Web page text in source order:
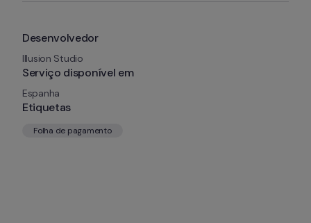
Desenvolvedor
Illusion Studio
Serviço disponível em
Espanha
Etiquetas
Folha de pagamento